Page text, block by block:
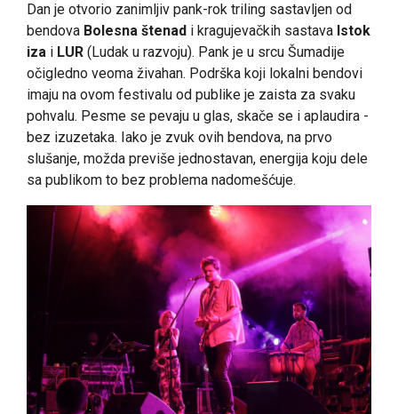
Dan je otvorio zanimljiv pank-rok triling sastavljen od
bendova Bolesna štenad i kragujevačkih sastava Istok
iza i LUR (Ludak u razvoju). Pank je u srcu Šumadije
očigledno veoma živahan. Podrška koji lokalni bendovi
imaju na ovom festivalu od publike je zaista za svaku
pohvalu. Pesme se pevaju u glas, skače se i aplaudira -
bez izuzetaka. Iako je zvuk ovih bendova, na prvo
slušanje, možda previše jednostavan, energija koju dele
sa publikom to bez problema nadomešćuje.